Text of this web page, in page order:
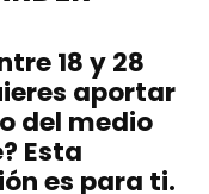
18 y 28
aportar
del medio
Esta
es para ti.